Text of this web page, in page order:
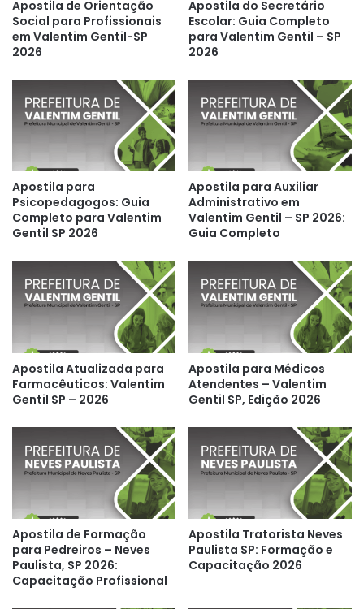
Apostila de Orientação
Social para Profissionais
em Valentim Gentil-SP
2026
Apostila do Secretário
Escolar: Guia Completo
para Valentim Gentil – SP
2026
Apostila para
Psicopedagogos: Guia
Completo para Valentim
Gentil SP 2026
Apostila para Auxiliar
Administrativo em
Valentim Gentil – SP 2026:
Guia Completo
Apostila Atualizada para
Farmacêuticos: Valentim
Gentil SP – 2026
Apostila para Médicos
Atendentes – Valentim
Gentil SP, Edição 2026
Apostila de Formação
para Pedreiros – Neves
Paulista, SP 2026:
Capacitação Profissional
Apostila Tratorista Neves
Paulista SP: Formação e
Capacitação 2026